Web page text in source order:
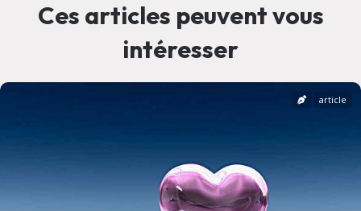
Ces articles peuvent vous
intéresser
article